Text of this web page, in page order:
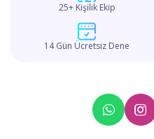
25+ Kişilik Ekip
14 Gün Ücretsiz Dene